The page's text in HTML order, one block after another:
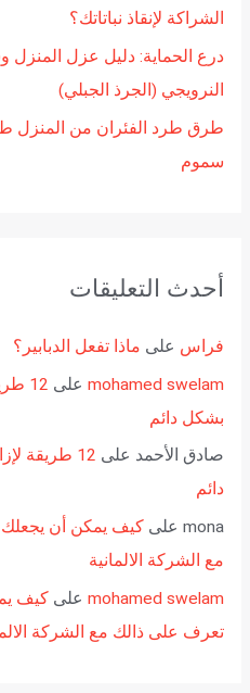
الشراكة لإنقاذ نباتاتك؟
درع الحماية: دليل عزل المنزل
النرويجي (الجرذ الجبلي)
طرق طرد الفئران من المنزل
سموم
أحدث التعليقات
فراس على ماذا تفعل الدبابير؟
mohamed swelamعلى
12
بشكل دائم
صادق الأحمد على
12 طريقة
دائم
monaعلى كيف يمكن أن يجعلك
مع الشركة الالمانية
mohamed swelamعلى كيف
تعرف على ذالك مع الشركة